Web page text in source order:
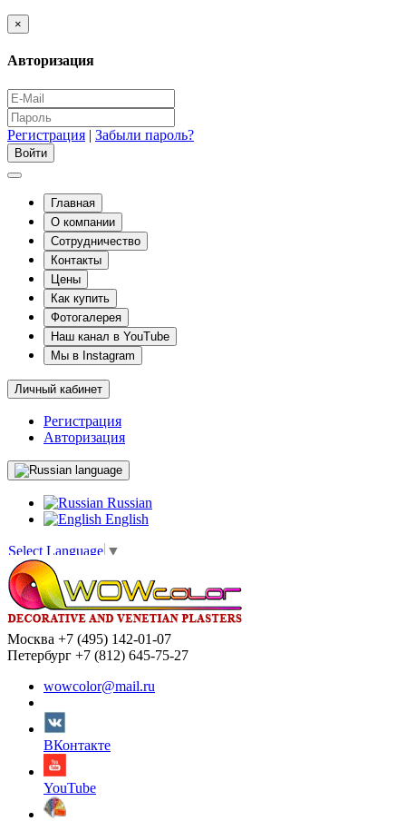
×
Авторизация
Регистрация | Забыли пароль?
Главная
О компании
Сотрудничество
Контакты
Цены
Как купить
Фотогалерея
Наш канал в YouTube
Мы в Instagram
Личный кабинет
Регистрация
Авторизация
language
Russian
English
Select Language ▼
Москва +7 (495) 142-01-07
Петербург +7 (812) 645-75-27
wowcolor@mail.ru
ВКонтакте
YouTube